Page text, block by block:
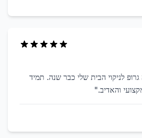
לניקוי הבית שלי כבר שנה. תמיד
והאדיב."